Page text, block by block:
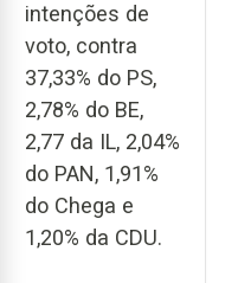
intenções de
voto, contra
37,33% do PS,
2,78% do BE,
2,77 da IL, 2,04%
do PAN, 1,91%
do Chega e
1,20% da CDU.